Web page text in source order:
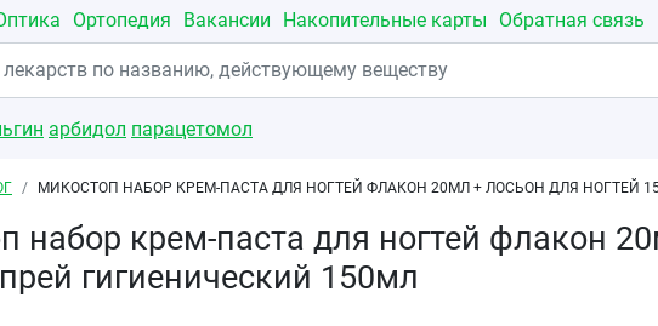
Ортопедия Вакансии Накопительные карты Обратная связь
арбидол парацетомол
МИКОСТОП НАБОР КРЕМ-ПАСТА ДЛЯ НОГТЕЙ ФЛАКОН 20МЛ + ЛОСЬОН ДЛЯ НОГТЕЙ
набор крем-паста для ногтей флакон
гигиенический 150мл